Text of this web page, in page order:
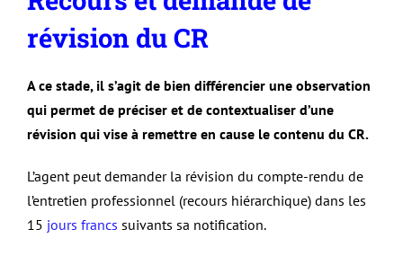
révision du CR
A ce stade, il s’agit de bien différencier une observation
qui permet de préciser et de contextualiser d’une
révision qui vise à remettre en cause le contenu du CR.
L’agent peut demander la révision du compte-rendu de
l’entretien professionnel (recours hiérarchique) dans les
15 jours francs suivants sa notification.